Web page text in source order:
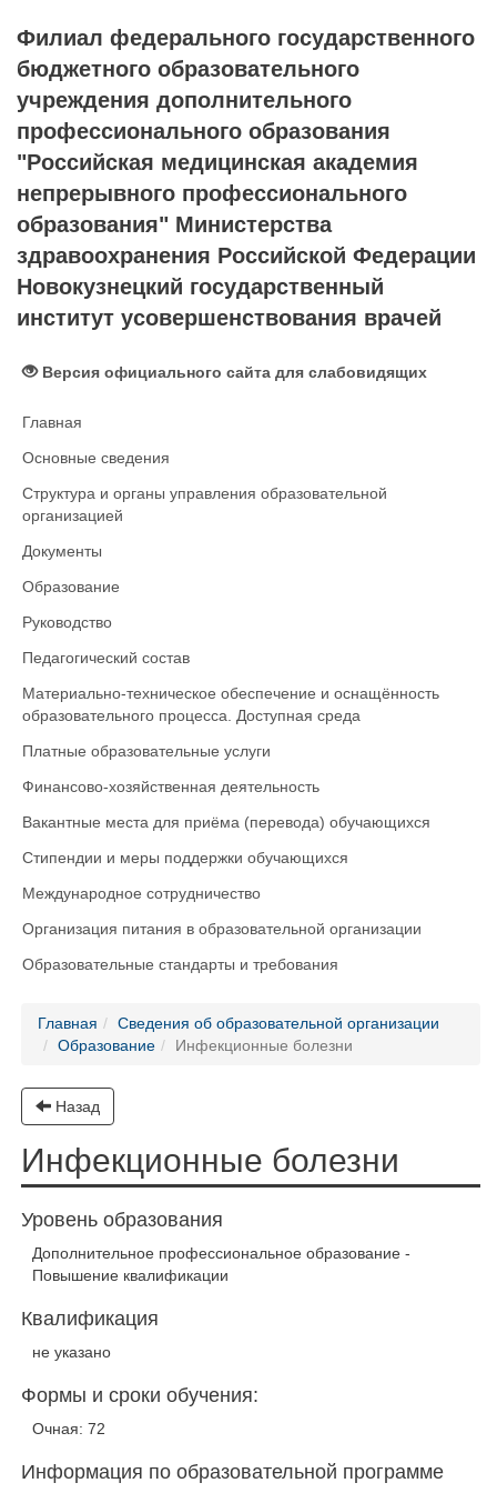
Филиал федерального государственного
бюджетного образовательного
учреждения дополнительного
профессионального образования
"Российская медицинская академия
непрерывного профессионального
образования" Министерства
здравоохранения Российской Федерации
Новокузнецкий государственный
институт усовершенствования врачей
Версия официального сайта для слабовидящих
Главная
Основные сведения
Структура и органы управления образовательной
организацией
Документы
Образование
Руководство
Педагогический состав
Материально-техническое обеспечение и оснащённость
образовательного процесса. Доступная среда
Платные образовательные услуги
Финансово-хозяйственная деятельность
Вакантные места для приёма (перевода) обучающихся
Стипендии и меры поддержки обучающихся
Международное сотрудничество
Организация питания в образовательной организации
Образовательные стандарты и требования
Главная
Сведения об образовательной организации
Образование
Инфекционные болезни
Назад
Инфекционные болезни
Уровень образования
Дополнительное профессиональное образование -
Повышение квалификации
Квалификация
не указано
Формы и сроки обучения:
Очная: 72
Информация по образовательной программе